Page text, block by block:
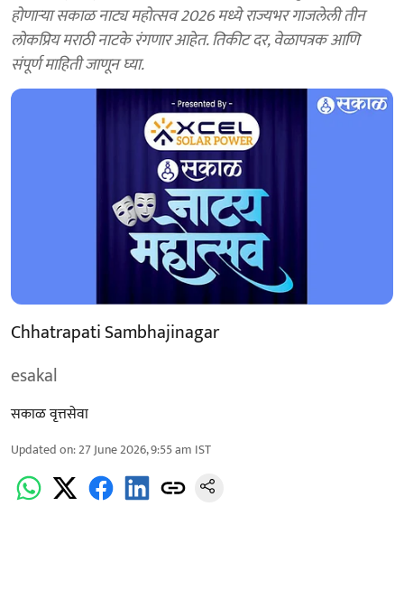
होणाऱ्या सकाळ नाट्य महोत्सव 2026 मध्ये राज्यभर गाजलेली तीन
लोकप्रिय मराठी नाटके रंगणार आहेत. तिकीट दर, वेळापत्रक आणि
संपूर्ण माहिती जाणून घ्या.
Chhatrapati Sambhajinagar
esakal
सकाळ वृत्तसेवा
Updated on:27 June 2026, 9:55 am IST